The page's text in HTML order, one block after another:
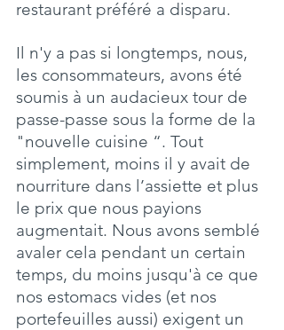
restaurant préféré a disparu.
Il n'y a pas si longtemps, nous,
les consommateurs, avons été
soumis à un audacieux tour de
passe-passe sous la forme de la
"nouvelle cuisine “. Tout
simplement, moins il y avait de
nourriture dans l’assiette et plus
le prix que nous payions
augmentait. Nous avons semblé
avaler cela pendant un certain
temps, du moins jusqu'à ce que
nos estomacs vides (et nos
portefeuilles aussi) exigent un